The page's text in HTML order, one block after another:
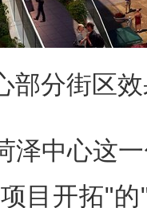
部分街区
泽中心这
目开拓"